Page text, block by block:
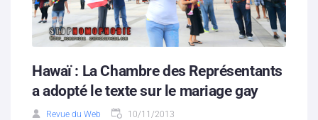
Hawaï : La Chambre des Représentants
a adopté le texte sur le mariage gay
Revue du Web 10/11/2013